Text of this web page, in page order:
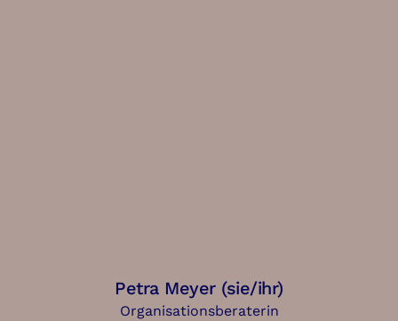
Petra Meyer (sie/ihr)
Organisationsberaterin